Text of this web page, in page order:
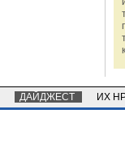
ДАЙДЖЕСТ ИХ